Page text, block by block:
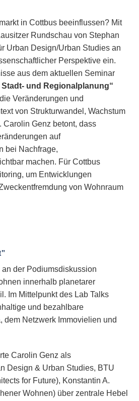
in Cottbus beeinflussen? Mit
Rundschau von Stephan
Urban Design/Urban Studies an
Perspektive ein.
aus dem aktuellen Seminar
und Regionalplanung“
Veränderungen und
von Strukturwandel, Wachstum
Carolin Genz betont, dass
auf
bei Nachfrage,
machen. Für Cottbus
um Entwicklungen
von Wohnraum
der Podiumsdiskussion
innerhalb planetarer
Im Mittelpunkt des Lab Talks
und bezahlbare
dem Netzwerk Immovielien und
Carolin Genz als
Design & Urban Studies, BTU
for Future), Konstantin A.
Wohnen) über zentrale Hebel